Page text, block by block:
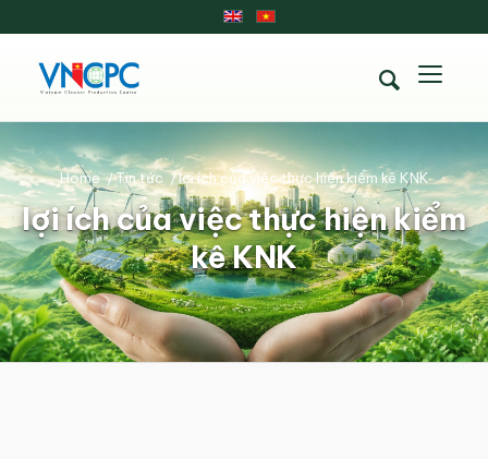
lợi ích của việc thực hiện kiểm
kê KNK
Home /Tin tức /lợi ích của việc thực hiện kiểm kê KNK